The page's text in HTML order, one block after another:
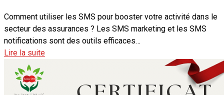
Comment utiliser les SMS pour booster votre activité dans le
secteur des assurances ? Les SMS marketing et les SMS
notifications sont des outils efficaces…
Lire la suite